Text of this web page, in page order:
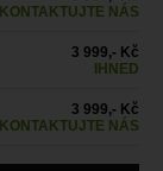
KONTAKTUJTE NÁS
3 999,- Kč
IHNED
3 999,- Kč
KONTAKTUJTE NÁS